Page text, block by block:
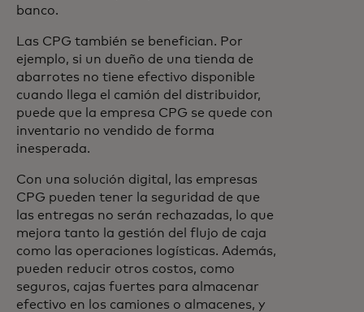
banco.
Las CPG también se benefician. Por
ejemplo, si un dueño de una tienda de
abarrotes no tiene efectivo disponible
cuando llega el camión del distribuidor,
puede que la empresa CPG se quede con
inventario no vendido de forma
inesperada.
Con una solución digital, las empresas
CPG pueden tener la seguridad de que
las entregas no serán rechazadas, lo que
mejora tanto la gestión del flujo de caja
como las operaciones logísticas. Además,
pueden reducir otros costos, como
seguros, cajas fuertes para almacenar
efectivo en los camiones o almacenes, y